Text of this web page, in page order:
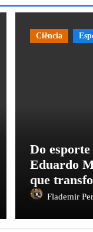
Ciência
Do
Eduardo
que
emFlademir